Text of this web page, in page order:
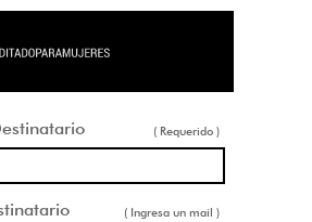
( Requerido )
( Ingresa un mail )